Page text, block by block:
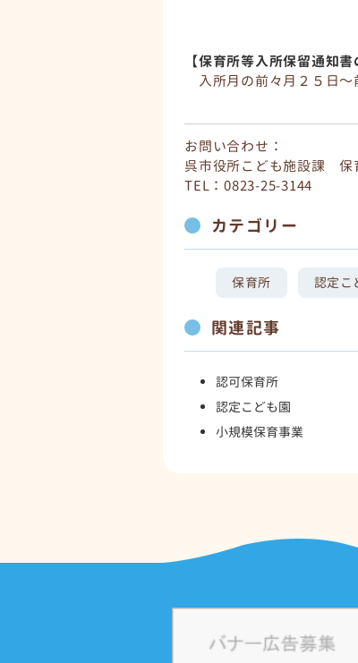
【保育所等入所保留通知書
入所月の前々月２５日～
お問い合わせ：
呉市役所こども施設課 保
TEL：0823-25-3144
カテゴリー
保育所 認定こ
関連記事
認可保育所
認定こども園
小規模保育事業